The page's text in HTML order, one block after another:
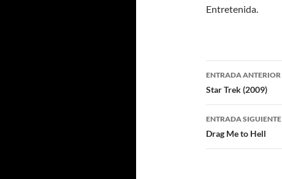
Entretenida.
Navegación
de
entradas
ENTRADA ANTERIOR
Star Trek (2009)
ENTRADA SIGUIENTE
Drag Me to Hell